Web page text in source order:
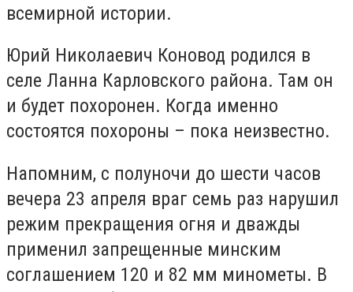
всемирной истории.
Юрий Николаевич Коновод родился в
селе Ланна Карловского района. Там он
и будет похоронен. Когда именно
состоятся похороны – пока неизвестно.
Напомним, с полуночи до шести часов
вечера 23 апреля враг семь раз нарушил
режим прекращения огня и дважды
применил запрещенные минским
соглашением 120 и 82 мм минометы. В